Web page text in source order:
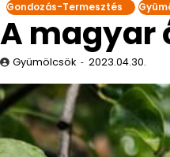
Gondozás-Termesztés
A magyar
Gyümölcsök 2023.04.30.